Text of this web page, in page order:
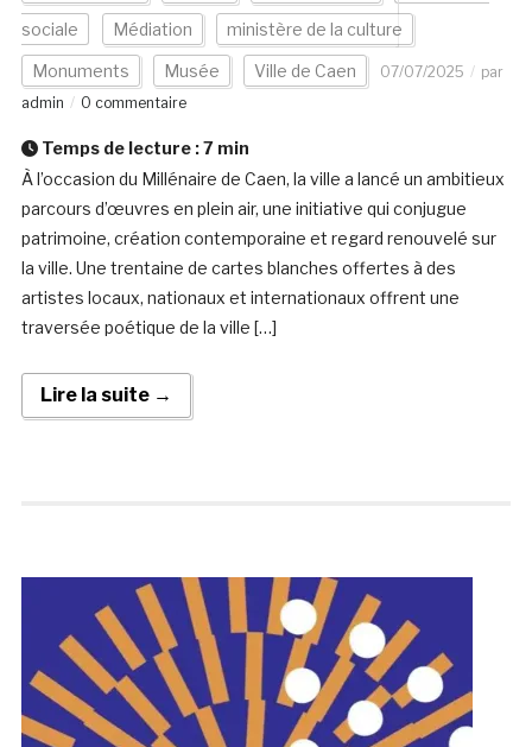
sociale Médiation ministère de la culture
Monuments Musée Ville de Caen 07/07/2025
par
admin
0 commentaire
Temps de lecture :7 min
À l’occasion du Millénaire de Caen, la ville a lancé un ambitieux
parcours d’œuvres en plein air, une initiative qui conjugue
patrimoine, création contemporaine et regard renouvelé sur
la ville. Une trentaine de cartes blanches offertes à des
artistes locaux, nationaux et internationaux offrent une
traversée poétique de la ville […]
Lire la suite →